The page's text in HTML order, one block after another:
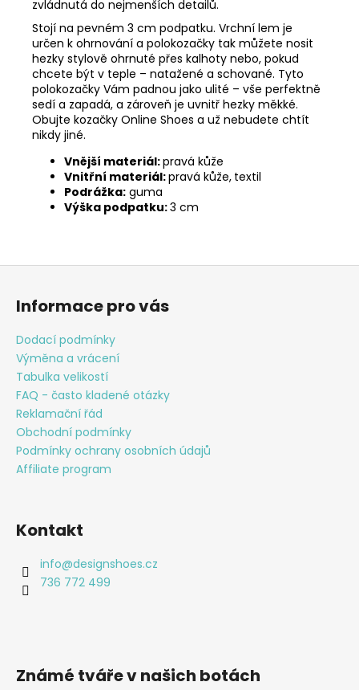
zvládnutá do nejmenších detailů.
Stojí na pevném 3 cm podpatku. Vrchní lem je
určen k ohrnování a polokozačky tak můžete nosit
hezky stylově ohrnuté přes kalhoty nebo, pokud
chcete být v teple – natažené a schované. Tyto
polokozačky Vám padnou jako ulité – vše perfektně
sedí a zapadá, a zároveň je uvnitř hezky měkké.
Obujte kozačky Online Shoes a už nebudete chtít
nikdy jiné.
Vnější materiál:pravá kůže
Vnitřní materiál:pravá kůže, textil
Podrážka: guma
Výška podpatku:3 cm
Z
Informace pro vás
Dodací podmínky
Výměna a vrácení
Tabulka velikostí
FAQ - často kladené otázky
Reklamační řád
Obchodní podmínky
Podmínky ochrany osobních údajů
Affiliate program
Kontakt
info@designshoes.cz
736 772 499
Známé tváře v našich botách